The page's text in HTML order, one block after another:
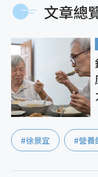
文章總
#徐景宜 #營養